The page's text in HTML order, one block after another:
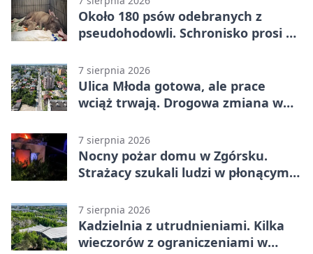
Około 180 psów odebranych z
pseudohodowli. Schronisko prosi o
7 sierpnia 2026
Ulica Młoda gotowa, ale prace
wciąż trwają. Drogowa zmiana w
7 sierpnia 2026
Nocny pożar domu w Zgórsku.
Strażacy szukali ludzi w płonącym
7 sierpnia 2026
Kadzielnia z utrudnieniami. Kilka
wieczorów z ograniczeniami w